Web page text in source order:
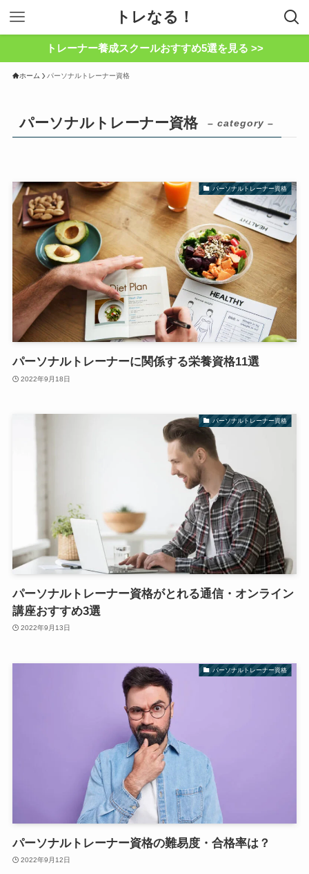
トレなる！
トレーナー養成スクールおすすめ5選を見る >>
ホーム パーソナルトレーナー資格
パーソナルトレーナー資格 – category –
パーソナルトレーナー資格
パーソナルトレーナーに関係する栄養資格11選
2022年9月18日
パーソナルトレーナー資格
パーソナルトレーナー資格がとれる通信・オンライン
講座おすすめ3選
2022年9月13日
パーソナルトレーナー資格
パーソナルトレーナー資格の難易度・合格率は？
2022年9月12日